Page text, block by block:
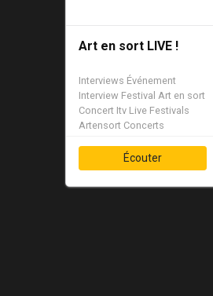
Art en sort LIVE !
Interviews Événement
Interview Festival Art en sort
Concert Itv Live Festivals
Artensort Concerts
Écouter